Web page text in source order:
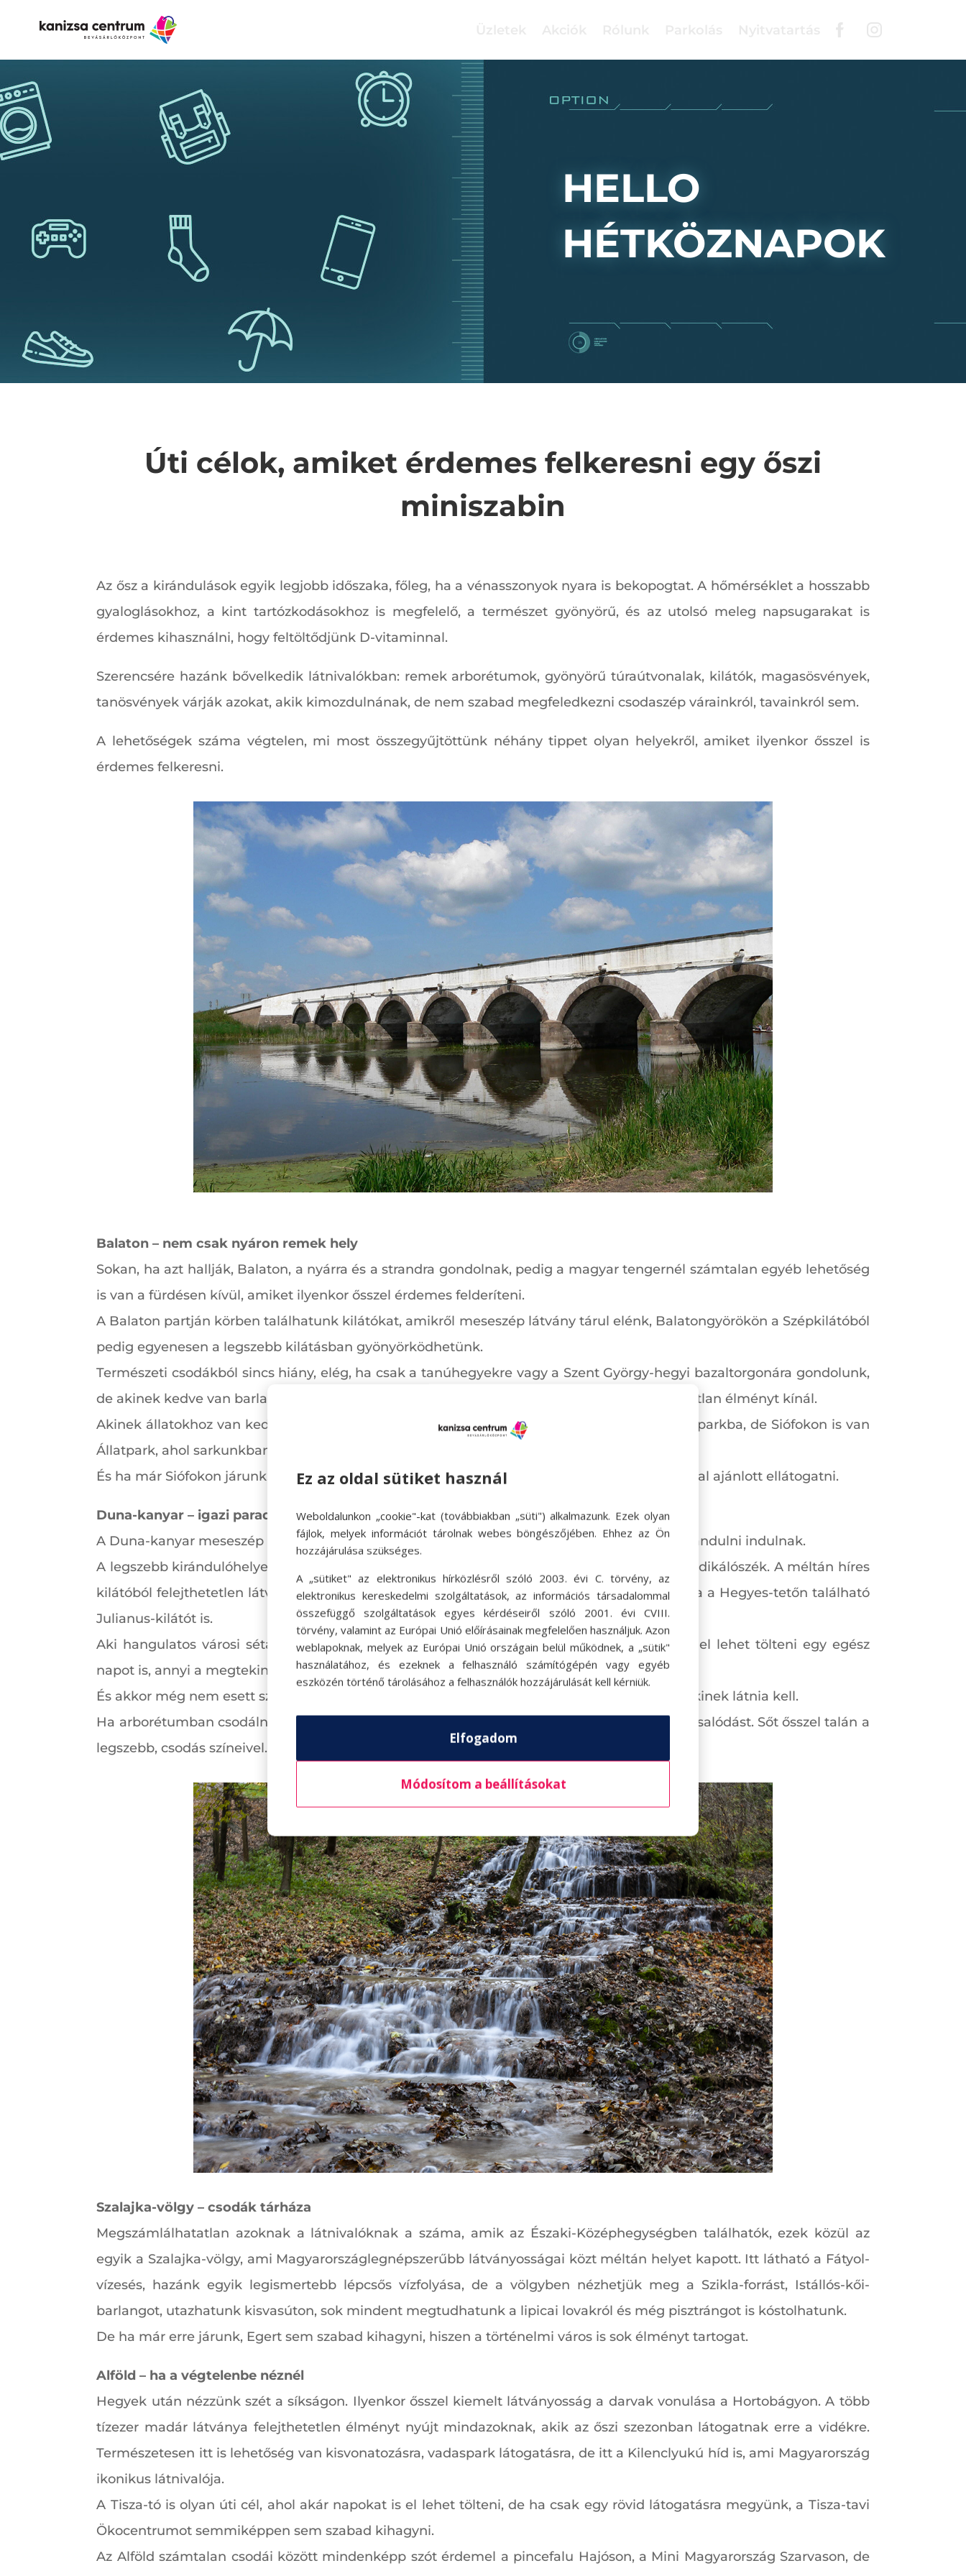
HELLO
HÉTKÖZNAPOK
Úti célok, amiket érdemes felkeresni egy őszi
miniszabin
Az ősz a kirándulások egyik legjobb időszaka, főleg, ha a vénasszonyok nyara is bekopogtat. A hőmérséklet a hosszabb
gyaloglásokhoz, a kint tartózkodásokhoz is megfelelő, a természet gyönyörű, és az utolsó meleg napsugarakat is
érdemes kihasználni, hogy feltöltődjünk D-vitaminnal.
Szerencsére hazánk bővelkedik látnivalókban: remek arborétumok, gyönyörű túraútvonalak, kilátók, magasösvények,
tanösvények várják azokat, akik kimozdulnának, de nem szabad megfeledkezni csodaszép várainkról, tavainkról sem.
A lehetőségek száma végtelen, mi most összegyűjtöttünk néhány tippet olyan helyekről, amiket ilyenkor ősszel is
érdemes felkeresni.
Balaton – nem csak nyáron remek hely
Sokan, ha azt hallják, Balaton, a nyárra és a strandra gondolnak, pedig a magyar tengernél számtalan egyéb lehetőség
is van a fürdésen kívül, amiket ilyenkor ősszel érdemes felderíteni.
A Balaton partján körben találhatunk kilátókat, amikről meseszép látvány tárul elénk, Balatongyörökön a Szépkilátóból
pedig egyenesen a legszebb kilátásban gyönyörködhetünk.
Természeti csodákból sincs hiány, elég, ha csak a tanúhegyekre vagy a Szent György-hegyi bazaltorgonára gondolunk,
de akinek kedve van barlangászhat is, hiszen Balatonedericsen a Csodabogyós-barlang páratlan élményt kínál.
Akinek állatokhoz van kedve, ellátogathat a Bivalyrezervátumba, vagy Keszthelyen a Madárparkba, de Siófokon is van
Állatpark, ahol sarkunkban a tevével sétálhatunk.
És ha már Siófokon járunk, érdemes megnézni a Fordított Házat is, ahová csakis üres pocakkal ajánlott ellátogatni.
Duna-kanyar – igazi paradicsom
A Duna-kanyar meseszép környéke is számtalan csodás látnivalót tartogat azoknak, akik kirándulni indulnak.
A legszebb kirándulóhelyek egyike például minden bizonnyal a Pilis népszerű úti célja, a Prédikálószék. A méltán híres
kilátóból felejthetetlen látvány tárul mindenki elé. Érdemes megnézni Nagymarosról indulva a Hegyes-tetőn található
Julianus-kilátót is.
Aki hangulatos városi sétát tenne, annak igazi csemege Szentendre, de Esztergomban is el lehet tölteni egy egész
napot is, annyi a megtekinteni való.
És akkor még nem esett szó Visegrádról, ami olyan bakancslistás hely, amit egyszer mindenkinek látnia kell.
Ha arborétumban csodálnánk meg a növényritkaságokat a Vácrátóti Arborétum nem okoz csalódást. Sőt ősszel talán a
legszebb, csodás színeivel.
Szalajka-völgy – csodák tárháza
Megszámlálhatatlan azoknak a látnivalóknak a száma, amik az Északi-Középhegységben találhatók, ezek közül az
egyik a Szalajka-völgy, ami Magyarországlegnépszerűbb látványosságai közt méltán helyet kapott. Itt látható a Fátyol-
vízesés, hazánk egyik legismertebb lépcsős vízfolyása, de a völgyben nézhetjük meg a Szikla-forrást, Istállós-kői-
barlangot, utazhatunk kisvasúton, sok mindent megtudhatunk a lipicai lovakról és még pisztrángot is kóstolhatunk.
De ha már erre járunk, Egert sem szabad kihagyni, hiszen a történelmi város is sok élményt tartogat.
Alföld – ha a végtelenbe néznél
Hegyek után nézzünk szét a síkságon. Ilyenkor ősszel kiemelt látványosság a darvak vonulása a Hortobágyon. A több
tízezer madár látványa felejthetetlen élményt nyújt mindazoknak, akik az őszi szezonban látogatnak erre a vidékre.
Természetesen itt is lehetőség van kisvonatozásra, vadaspark látogatásra, de itt a Kilenclyukú híd is, ami Magyarország
ikonikus látnivalója.
A Tisza-tó is olyan úti cél, ahol akár napokat is el lehet tölteni, de ha csak egy rövid látogatásra megyünk, a Tisza-tavi
Ökocentrumot semmiképpen sem szabad kihagyni.
Az Alföld számtalan csodái között mindenképp szót érdemel a pincefalu Hajóson, a Mini Magyarország Szarvason, de
Ez az oldal sütiket használ
Weboldalunkon „cookie"-kat (továbbiakban „süti") alkalmazunk. Ezek olyan
fájlok, melyek információt tárolnak webes böngészőjében. Ehhez az Ön
hozzájárulása szükséges.
A „sütiket" az elektronikus hírközlésről szóló 2003. évi C. törvény, az
elektronikus kereskedelmi szolgáltatások, az információs társadalommal
összefüggő szolgáltatások egyes kérdéseiről szóló 2001. évi CVIII.
törvény, valamint az Európai Unió előírásainak megfelelően használjuk. Azon
weblapoknak, melyek az Európai Unió országain belül működnek, a „sütik"
használatához, és ezeknek a felhasználó számítógépén vagy egyéb
eszközén történő tárolásához a felhasználók hozzájárulását kell kérniük.
Elfogadom
Módosítom a beállításokat